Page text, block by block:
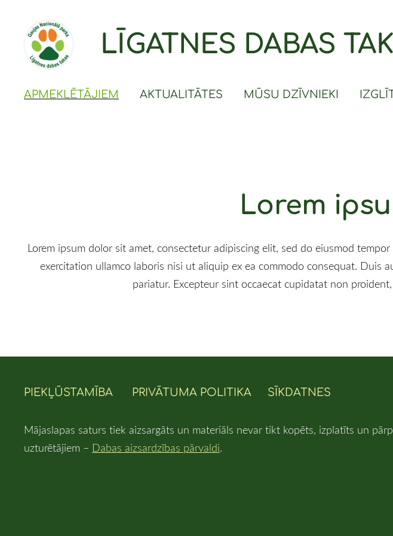
LĪGATNES DABAS
APMEKLĒTĀJIEM AKTUALITĀTES MŪSU DZĪVNIEKI
Lorem
Lorem ipsum dolor sit amet, consectetur adipiscing elit, sed do eiusmod
exercitation ullamco laboris nisi ut aliquip ex ea commodo consequat.
pariatur. Excepteur sint occaecat cupidatat non
PIEKĻŪSTAMĪBA PRIVĀTUMA POLITIKA SĪKDATNES
Mājaslapas saturs tiek aizsargāts un materiāls nevar tikt kopēts, izplatīts un
uzturētājiem – Dabas aizsardzības pārvaldi.